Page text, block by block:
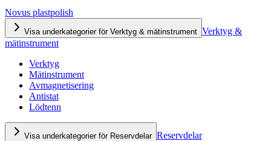
Novus plastpolish
Visa underkategorier för Verktyg & mätinstrument Verktyg &
mätinstrument
Verktyg
Mätinstrument
Avmagnetisering
Antistat
Lödtenn
Visa underkategorier för Reservdelar Reservdelar